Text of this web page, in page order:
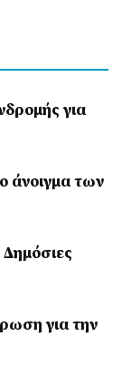
για
άνοιγμα των
Δημόσιες
για την